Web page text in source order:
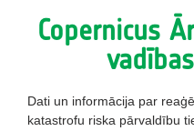
Copernicus
Dati un informācija par
katastrofu riska pārvaldību